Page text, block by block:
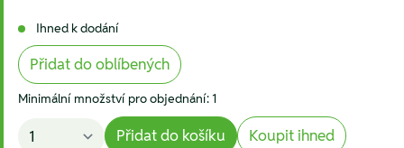
Ihned k dodání
Přidat do oblíbených
Minimální množství pro objednání: 1
Přidat do košíku Koupit ihned